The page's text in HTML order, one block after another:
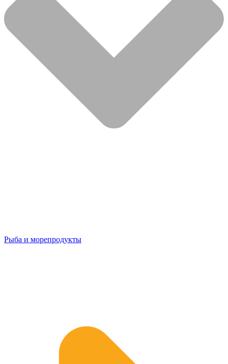
Рыба и морепродукты